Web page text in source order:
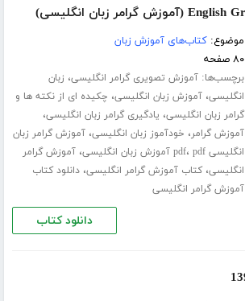
موضوع:کتاب‌های آموزش زبان
۸۰ صفحه
برچسب‌ها:آموزش تصویری گرامر انگلیسی، زبان
انگلیسی،آموزش زبان انگلیسی، چکیده ای از نکته ها و
گرامر زبان انگلیسی، یادگیری گرامر زبان انگلیسی،
آموزش گرامر، خودآموز زبان انگلیسی،آموزش گرامر زبان
انگلیسی pdf
، pdf آموزش زبان انگلیسی ،آموزش گرامر
انگلیسی،کتاب آموزش گرامر انگلیسی،دانلود کتاب
آموزش گرامر انگلیسی
دانلود کتاب